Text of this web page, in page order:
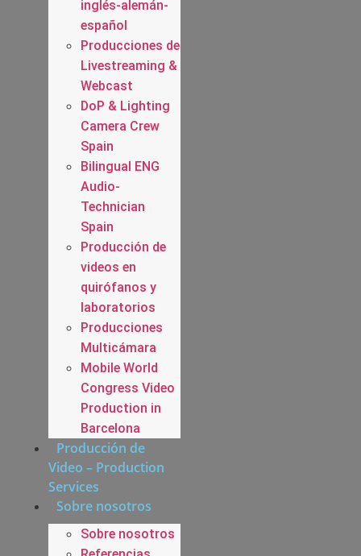
inglés-alemán-
español
Producciones de
Livestreaming &
Webcast
DoP & Lighting
Camera Crew
Spain
Bilingual ENG
Audio-
Technician
Spain
Producción de
videos en
quirófanos y
laboratorios
Producciones
Multicámara
Mobile World
Congress Video
Production in
Barcelona
Producción de
Video – Production
Services
Sobre nosotros
Sobre nosotros